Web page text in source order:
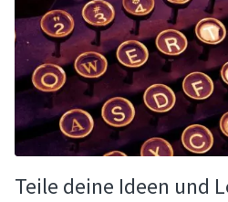
Teile deine Ideen und